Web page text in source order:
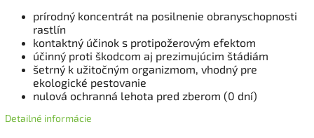
prírodný koncentrát na posilnenie obranyschopnosti
rastlín
kontaktný účinok s protipožerovým efektom
účinný proti škodcom aj prezimujúcim štádiám
šetrný k užitočným organizmom, vhodný pre
ekologické pestovanie
nulová ochranná lehota pred zberom (0 dní)
Detailné informácie